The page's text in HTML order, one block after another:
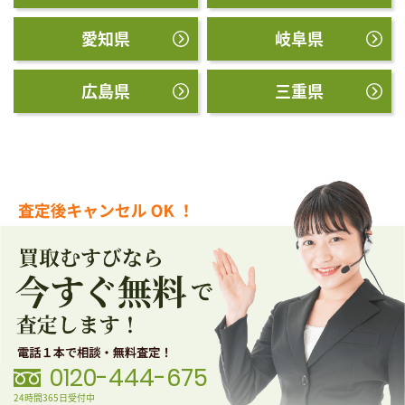
愛知県 岐阜県
広島県 三重県
0120-444-675
24時間365日受付中